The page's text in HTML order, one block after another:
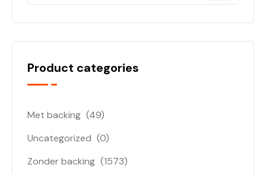
Product categories
Met backing (49)
Uncategorized (0)
Zonder backing (1573)